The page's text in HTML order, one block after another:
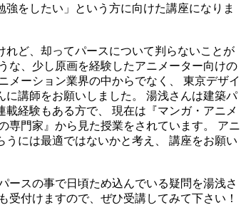
をしたい」という方に向けた講座になりま
ど、却ってパースについて判らないことが
な、少し原画を経験したアニメーター向けの
メーション業界の中からでなく、 東京デザイ
講師をお願いしました。 湯浅さんは建築パ
経験もある方で、 現在は『マンガ・アニメ
専門家』から見た授業をされています。 アニ
には最適ではないかと考え、 講座をお願い
スの事で日頃ため込んでいる疑問を湯浅さ
受付けますので、ぜひ受講してみて下さい！